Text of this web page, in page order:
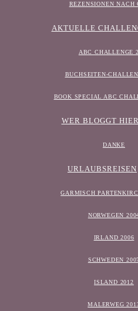
REZENSIONEN NACH
AKTUELLE
ABC CHALLENGE
BUCHSEITEN-
BOOK SPECIAL ABC
WER BLOGGT
DANKE
URLAUBSREISEN
GARMISCH
NORWEGEN
IRLAND 2006
SCHWEDEN
ISLAND 2012
MALERWEG